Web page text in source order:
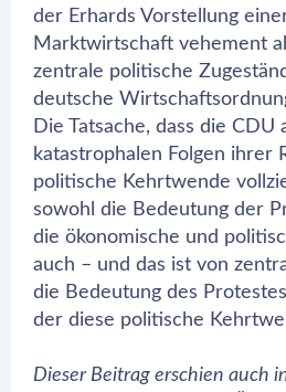
der Erhards Vorstellung
Marktwirtschaft vehement
zentrale politische
deutsche
Die Tatsache, dass die CDU
katastrophalen Folgen ihrer
politische Kehrtwende
sowohl die Bedeutung der
die ökonomische und
auch – und das ist von
die Bedeutung des
der diese politische
Dieser Beitrag erschien auch